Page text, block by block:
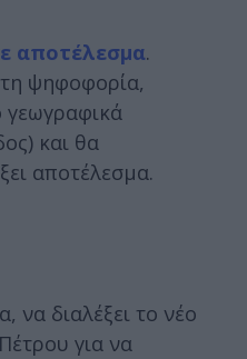
αποτέλεσμα.
ψηφοφορία,
γεωγραφικά
και θα
αποτέλεσμα.
να διαλέξει το νέο
για να